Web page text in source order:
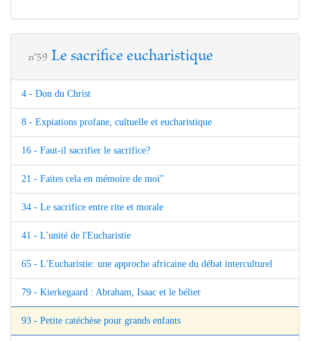
n°59 Le sacrifice eucharistique
4 - Don du Christ
8 - Expiations profane, cultuelle et eucharistique
16 - Faut-il sacrifier le sacrifice?
21 - Faites cela en mémoire de moi"
34 - Le sacrifice entre rite et morale
41 - L'unité de l'Eucharistie
65 - L'Eucharistie: une approche africaine du débat interculturel
79 - Kierkegaard : Abraham, Isaac et le bélier
93 - Petite catéchèse pour grands enfants